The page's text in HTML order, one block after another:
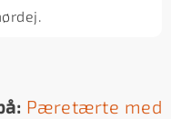
Pæretærte med